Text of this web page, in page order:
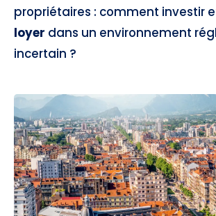
propriétaires : comment investir
loyer dans un environnement
incertain ?